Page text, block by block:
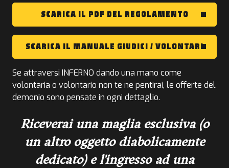
SCARICA IL PDF DEL REGOLAMENTO
SCARICA IL MANUALE GIUDICI / VOLONTARI
Se attraversi INFERNO dando una mano come
volontaria o volontario non te ne pentirai, le offerte del
demonio sono pensate in ogni dettaglio.
Riceverai una maglia esclusiva (o
un altro oggetto diabolicamente
dedicato) e l'ingresso ad una